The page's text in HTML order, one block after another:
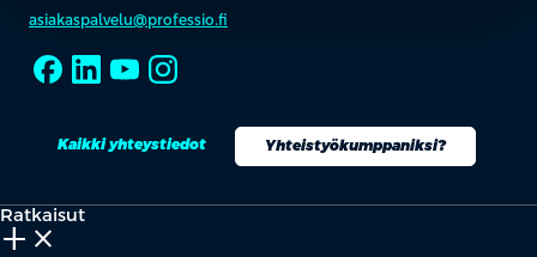
asiakaspalvelu@professio.fi
Kaikki yhteystiedot Yhteistyökumppaniksi?
Ratkaisut
add_2 close